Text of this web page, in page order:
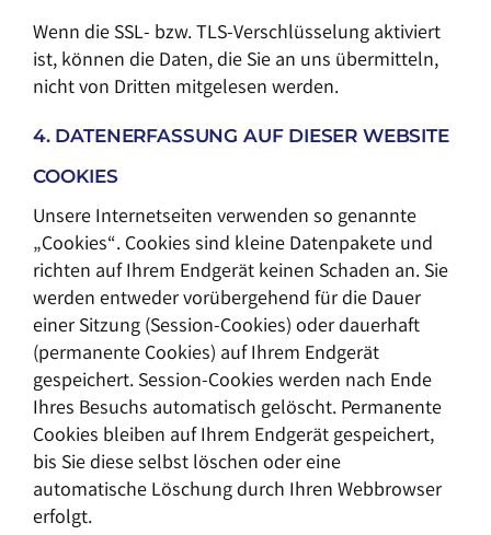
Wenn die SSL- bzw. TLS-Verschlüsselung aktiviert
ist, können die Daten, die Sie an uns übermitteln,
nicht von Dritten mitgelesen werden.
4. DATENERFASSUNG AUF DIESER WEBSITE
COOKIES
Unsere Internetseiten verwenden so genannte
„Cookies“. Cookies sind kleine Datenpakete und
richten auf Ihrem Endgerät keinen Schaden an. Sie
werden entweder vorübergehend für die Dauer
einer Sitzung (Session-Cookies) oder dauerhaft
(permanente Cookies) auf Ihrem Endgerät
gespeichert. Session-Cookies werden nach Ende
Ihres Besuchs automatisch gelöscht. Permanente
Cookies bleiben auf Ihrem Endgerät gespeichert,
bis Sie diese selbst löschen oder eine
automatische Löschung durch Ihren Webbrowser
erfolgt.